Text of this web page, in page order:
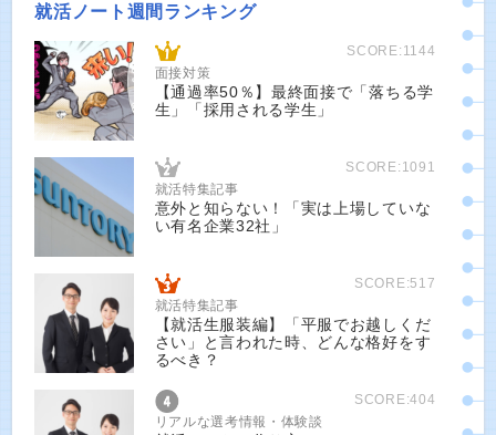
就活ノート週間ランキング
SCORE:1144
面接対策
【通過率50％】最終面接で「落ちる学
生」「採用される学生」
SCORE:1091
就活特集記事
意外と知らない！「実は上場していな
い有名企業32社」
SCORE:517
就活特集記事
【就活生服装編】「平服でお越しくだ
さい」と言われた時、どんな格好をす
るべき？
SCORE:404
リアルな選考情報・体験談